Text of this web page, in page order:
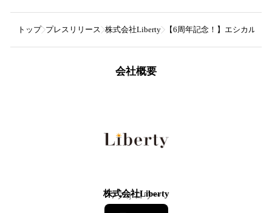
トップ プレスリリース 株式会社Liberty 【6周年記念！】エシカルセ
会社概要
株式会社Liberty
7フォロワー